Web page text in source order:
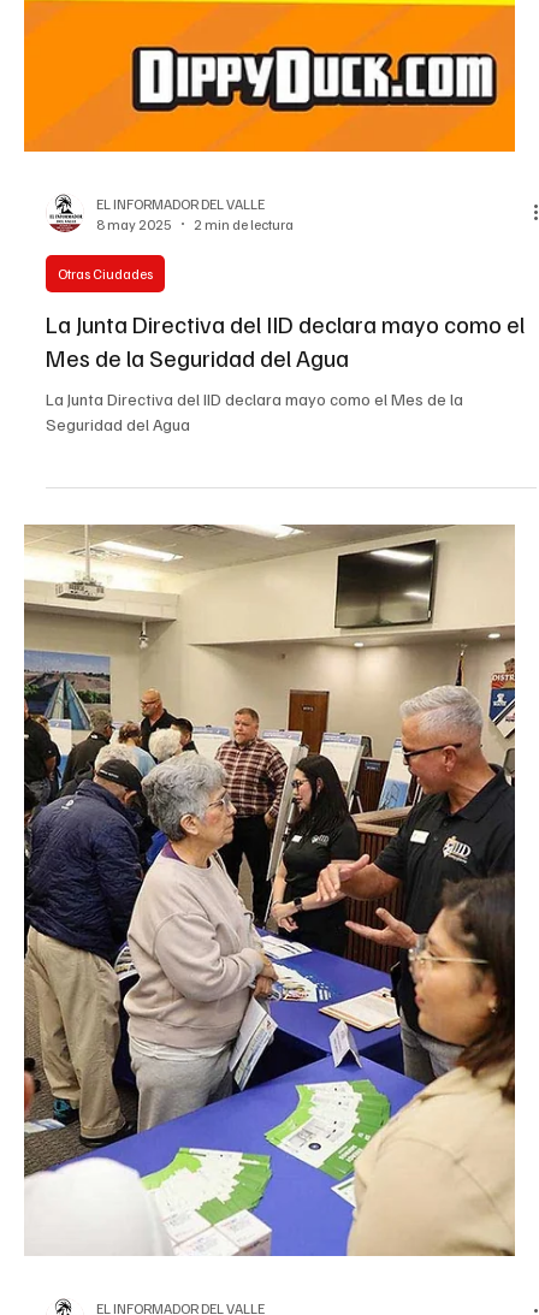
Coachella
IID Lanza Programa para Reemplazar
Refrigeradores Ineficientes Sin Costo para
Familias Elegibles
IID Lanza Programa para Reemplazar Refrigeradores Ineficientes
Sin Costo para Familias Elegibles